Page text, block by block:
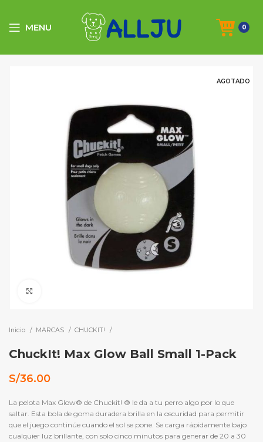
MENU 0
AGOTADO
Inicio MARCAS CHUCKIT!
ChuckIt! Max Glow Ball Small 1-Pack
S/36.00
La pelota Max Glow® de Chuckit! ® le da a tu perro algo por lo que
saltar. Esta bola de goma duradera brilla en la oscuridad para permitir
que el juego continúe cuando el sol se pone. Se carga rápidamente bajo
cualquier luz brillante, con solo cinco minutos para generar de 20 a 30